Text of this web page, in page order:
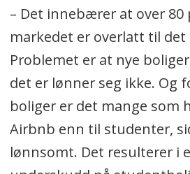
– Det innebærer at over 80
markedet er overlatt til det
Problemet er at nye
det er lønner seg ikke. Og
boliger er det mange som
Airbnb enn til studenter,
lønnsomt. Det resulterer i